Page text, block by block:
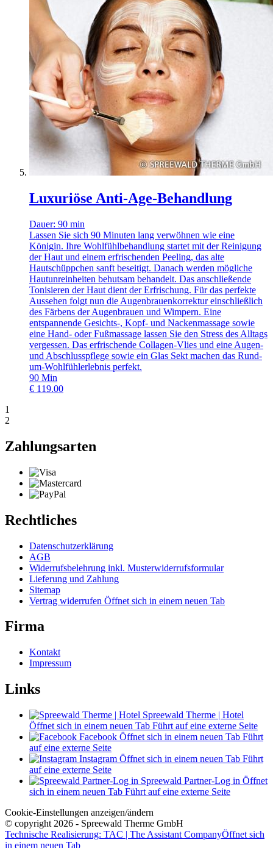
Luxuriöse Anti-Age-Behandlung
Dauer: 90 min
Lassen Sie sich 90 Minuten lang verwöhnen wie eine
Königin. Ihre Wohlfühlbehandlung startet mit der Reinigung
der Haut und einem erfrischenden Peeling, das alte
Hautschüppchen sanft beseitigt. Danach werden mögliche
Hautunreinheiten behutsam behandelt. Das anschließende
Tonisieren der Haut dient der Erfrischung. Für das perfekte
Aussehen folgt nun die Augenbrauenkorrektur einschließlich
des Färbens der Augenbrauen und Wimpern. Eine
entspannende Gesichts-, Kopf- und Nackenmassage sowie
eine Hand- oder Fußmassage lassen Sie den Stress des Alltags
vergessen. Das erfrischende Collagen-Vlies und eine Augen-
und Abschlusspflege sowie ein Glas Sekt machen das Rund-
um-Wohlfühlerlebnis perfekt.
90 Min
€ 119.00
1
2
Zahlungsarten
Rechtliches
Datenschutzerklärung
AGB
Widerrufsbelehrung inkl. Musterwiderrufsformular
Lieferung und Zahlung
Sitemap
Vertrag widerrufen Öffnet sich in einem neuen Tab
Firma
Kontakt
Impressum
Links
Spreewald Therme | Hotel
Öffnet sich in einem neuen Tab Führt auf eine externe Seite
Facebook Öffnet sich in einem neuen Tab Führt
auf eine externe Seite
Instagram Öffnet sich in einem neuen Tab Führt
auf eine externe Seite
Spreewald Partner-Log in Öffnet
sich in einem neuen Tab Führt auf eine externe Seite
Cookie-Einstellungen anzeigen/ändern
© copyright 2026 - Spreewald Therme GmbH
Technische Realisierung: TAC | The Assistant CompanyÖffnet sich
in einem neuen Tab